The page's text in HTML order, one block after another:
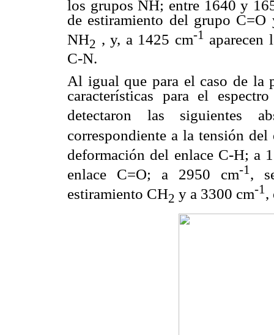
los grupos NH; entre 1640 y
de estiramiento del grupo
NH2 , y, a 1425 cm-1 aparecen
C-N.
Al igual que para el caso de la
características para el
detectaron las siguientes
correspondiente a la tensión
deformación del enlace C-H; a
enlace C=O; a 2950 cm-1 ,
estiramiento CH2 y a 3300 cm-1 ,